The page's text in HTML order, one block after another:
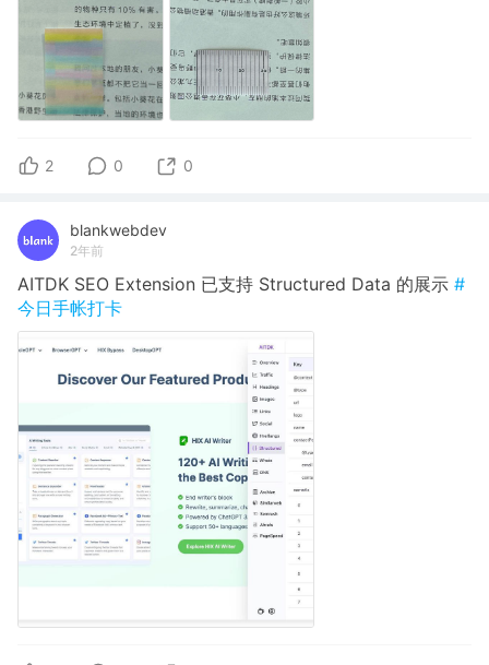
2 0 0
blankwebdev
2年前
AITDK SEO Extension 已支持 Structured Data 的展示 #
今日手帐打卡